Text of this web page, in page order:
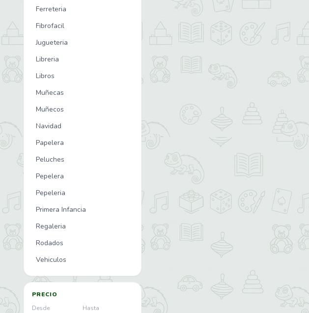
Ferreteria
Fibrofacil
Jugueteria
Libreria
Libros
Muñecas
Muñecos
Navidad
Papelera
Peluches
Pepelera
Pepeleria
Primera Infancia
Regaleria
Rodados
Vehiculos
PRECIO
Desde
Hasta